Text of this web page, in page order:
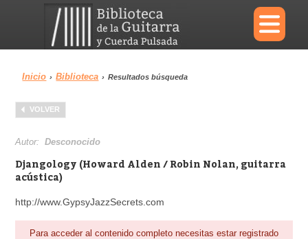
×
Menu
Biblioteca
Área personal
Inicio › Biblioteca › Resultados búsqueda
VOLVER
Autor:Desconocido
Djangology (Howard Alden / Robin Nolan, guitarra
acústica)
http://www.GypsyJazzSecrets.com
Para acceder al contenido completo necesitas estar registrado